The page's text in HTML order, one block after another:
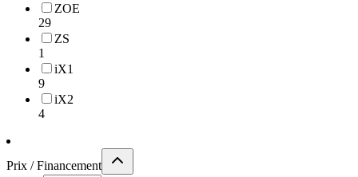
ZOE
29
ZS
1
iX1
9
iX2
4
Prix / Financement